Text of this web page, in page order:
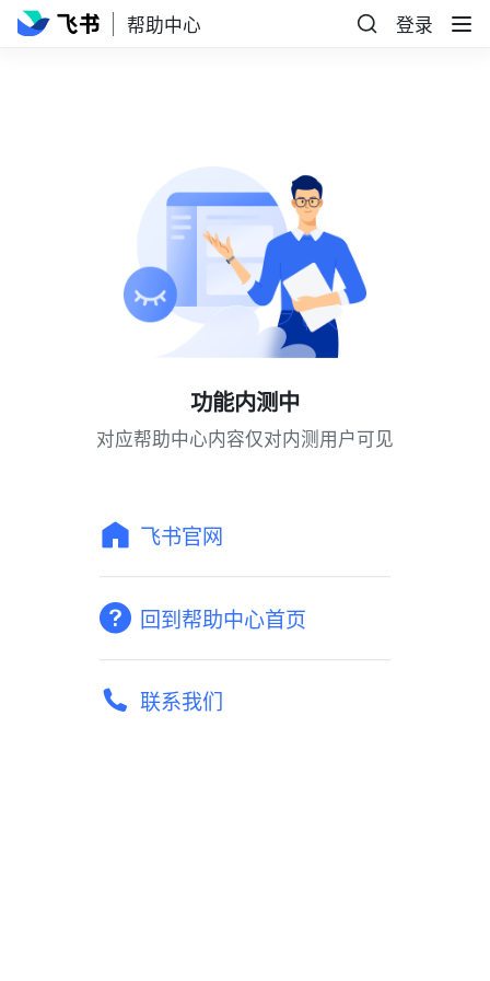
帮助中心 登录
功能内测中
对应帮助中心内容仅对内测用户可见
飞书官网
回到帮助中心首页
联系我们